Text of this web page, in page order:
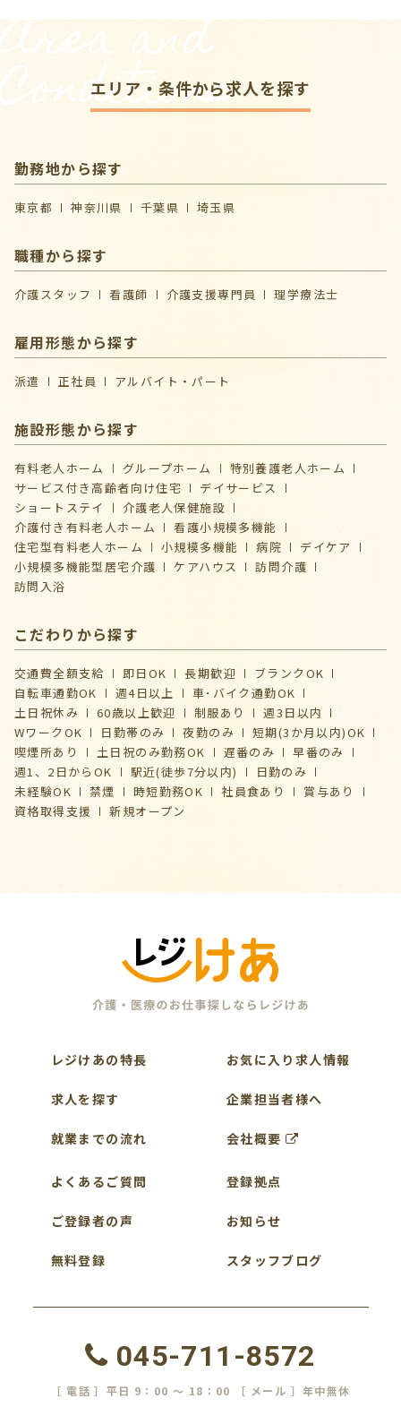
Area and
Conditions
エリア・条件から求人を探す
勤務地から探す
東京都 神奈川県 千葉県 埼玉県
職種から探す
介護スタッフ 看護師 介護支援専門員 理学療法士
雇用形態から探す
派遣 正社員 アルバイト・パート
施設形態から探す
有料老人ホーム グループホーム
特別養護老人ホーム
サービス付き高齢者向け住宅
デイサービス
ショートステイ
介護⽼⼈保健施設
介護付き有料老人ホーム
看護小規模多機能
住宅型有料老人ホーム
小規模多機能 病院
デイケア
⼩規模多機能型居宅介護
ケアハウス
訪問介護
訪問入浴
こだわりから探す
交通費全額支給 即日OK 長期歓迎
ブランクOK
自転車通勤OK
週4日以上
車･バイク通勤OK
土日祝休み
60歳以上歓迎 制服あり
週3日以内
WワークOK
日勤帯のみ 夜勤のみ
短期(3か月以内)OK
喫煙所あり
土日祝のみ勤務OK 遅番のみ
早番のみ
週1、2日からOK
駅近(徒歩7分以内)
日勤のみ
未経験OK
禁煙 時短勤務OK 社員食あり
賞与あり
資格取得支援
新規オープン
レジけあの特長
求人を探す
就業までの流れ
よくあるご質問
ご登録者の声
無料登録
お気に入り求人情報
企業担当者様へ
会社概要
登録拠点
お知らせ
スタッフブログ
045-711-8572
［ 電話 ］平日 9：00 ～ 18：00 ［ メール ］年中無休